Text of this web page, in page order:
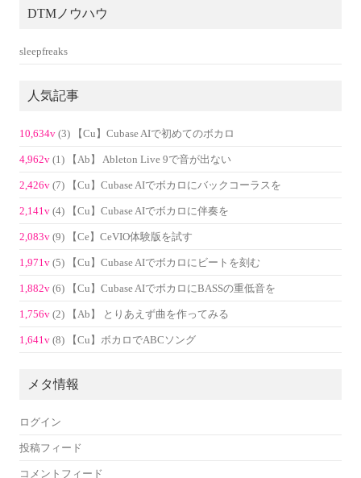
DTMノウハウ
sleepfreaks
人気記事
10,634v (3) 【Cu】Cubase AIで初めてのボカロ
4,962v (1) 【Ab】 Ableton Live 9で音が出ない
2,426v (7) 【Cu】Cubase AIでボカロにバックコーラスを
2,141v (4) 【Cu】Cubase AIでボカロに伴奏を
2,083v (9) 【Ce】CeVIO体験版を試す
1,971v (5) 【Cu】Cubase AIでボカロにビートを刻む
1,882v (6) 【Cu】Cubase AIでボカロにBASSの重低音を
1,756v (2) 【Ab】 とりあえず曲を作ってみる
1,641v (8) 【Cu】ボカロでABCソング
メタ情報
ログイン
投稿フィード
コメントフィード